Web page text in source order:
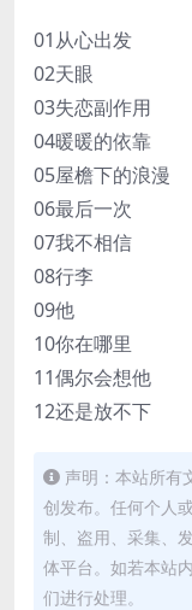
01从心出发
02天眼
03失恋副作用
04暖暖的依靠
05屋檐下的浪漫
06最后一次
07我不相信
08行李
09他
10你在哪里
11偶尔会想他
12还是放不下
声明：本站所有
创发布。任何个人
制、盗用、采集、
体平台。如若本站
们进行处理。